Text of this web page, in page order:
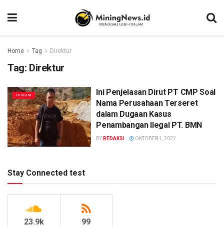
Home Tag Direktur
Tag: Direktur
HUKUM
Ini Penjelasan Dirut PT CMP Soal
Nama Perusahaan Terseret
dalam Dugaan Kasus
Penambangan Ilegal PT. BMN
BY REDAKSI OKTOBER 1, 2022
Stay Connected test
23.9k 99